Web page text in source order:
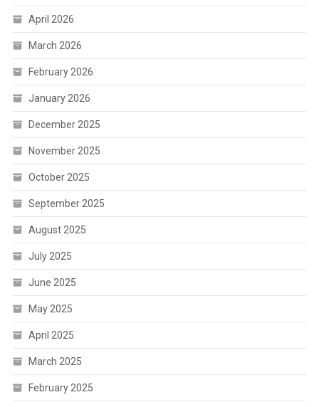
April 2026
March 2026
February 2026
January 2026
December 2025
November 2025
October 2025
September 2025
August 2025
July 2025
June 2025
May 2025
April 2025
March 2025
February 2025